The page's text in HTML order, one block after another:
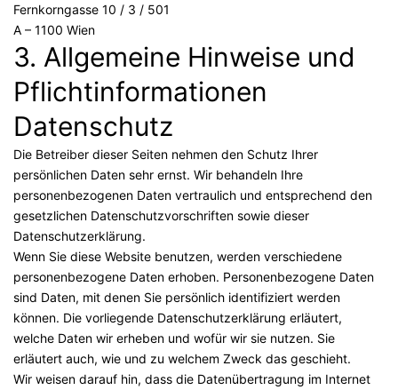
Fernkorngasse 10 / 3 / 501
A – 1100 Wien
3. Allgemeine Hinweise und
Pflicht­informationen
Datenschutz
Die Betreiber dieser Seiten nehmen den Schutz Ihrer
persönlichen Daten sehr ernst. Wir behandeln Ihre
personenbezogenen Daten vertraulich und entsprechend den
gesetzlichen Datenschutzvorschriften sowie dieser
Datenschutzerklärung.
Wenn Sie diese Website benutzen, werden verschiedene
personenbezogene Daten erhoben. Personenbezogene Daten
sind Daten, mit denen Sie persönlich identifiziert werden
können. Die vorliegende Datenschutzerklärung erläutert,
welche Daten wir erheben und wofür wir sie nutzen. Sie
erläutert auch, wie und zu welchem Zweck das geschieht.
Wir weisen darauf hin, dass die Datenübertragung im Internet